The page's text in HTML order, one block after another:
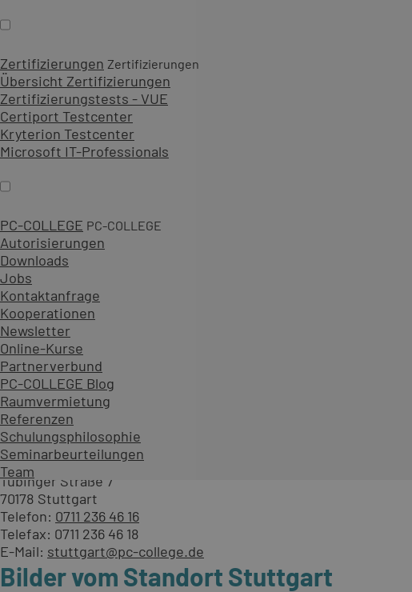
Zertifizierungen Zertifizierungen
Übersicht Zertifizierungen
Zertifizierungstests - VUE
Certiport Testcenter
Kryterion Testcenter
Microsoft IT-Professionals
PC-COLLEGE PC-COLLEGE
Autorisierungen
Downloads
Jobs
Kontaktanfrage
Kooperationen
Newsletter
Online-Kurse
Partnerverbund
PC-COLLEGE Blog
Raumvermietung
Referenzen
Schulungsphilosophie
Seminarbeurteilungen
Team
Ihr Kontakt für unsere Access
PC-COLLEGE Stuttgart
Tübinger Straße 7
70178 Stuttgart
Telefon: 0711 236 46 16
Telefax: 0711 236 46 18
E-Mail: stuttgart@pc-college.de
Bilder vom Standort Stuttgart